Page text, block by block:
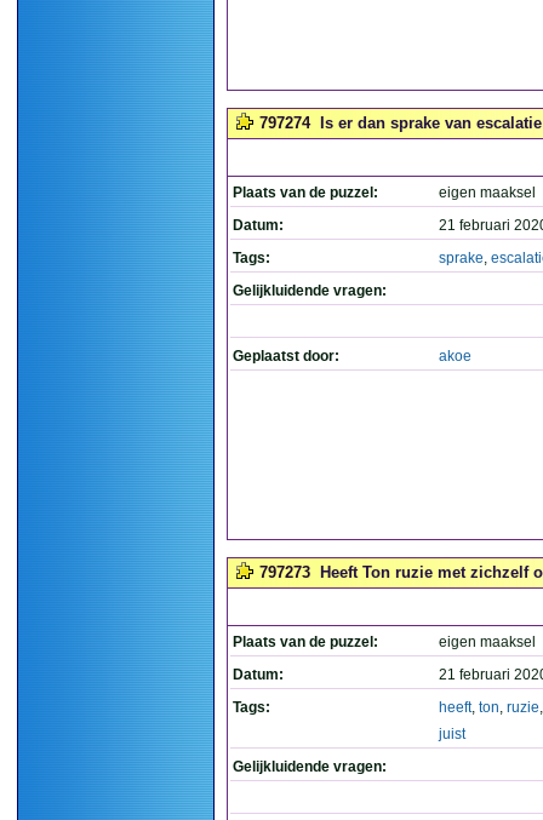
797274 Is er dan sprake van
Plaats van de puzzel:
eigen maaksel
Datum:
21 februari
Tags:
sprake,
Gelijkluidende vragen:
Geplaatst door: akoe
797273 Heeft Ton ruzie met zichzelf
Plaats van de puzzel:
eigen maaksel
Datum:
21 februari
Tags:
heeft, ton, ruzie
juist
Gelijkluidende vragen: